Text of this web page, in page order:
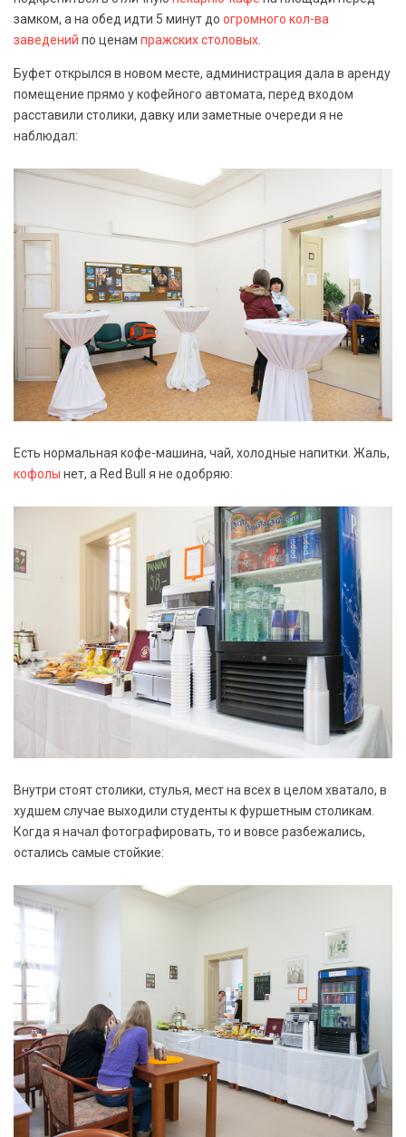
замком, а на обед идти 5 минут до огромного кол-ва
заведений по ценам пражских столовых
Буфет открылся в новом месте, администрация дала в аренду
помещение прямо у кофейного автомата, перед входом
расставили столики, давку или заметные очереди я не
наблюдал:
Есть нормальная кофе-машина, чай, холодные напитки. Жаль,
кофолы нет, а Red Bull я не одобряю:
Внутри стоят столики, стулья, мест на всех в целом хватало, в
худшем случае выходили студенты к фуршетным столикам.
Когда я начал фотографировать, то и вовсе разбежались,
остались самые стойкие: